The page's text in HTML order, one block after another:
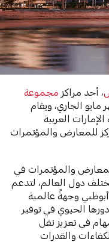
، أحد مراكز مجموعة
مايو الجاري، ويقام
العربية
للمعارض والمؤتمرات
والمؤتمرات في
دول العالم، لتدعم
وجهةً عالمية
الحيوي في توفير
في تعزيز نقل
والقدرات